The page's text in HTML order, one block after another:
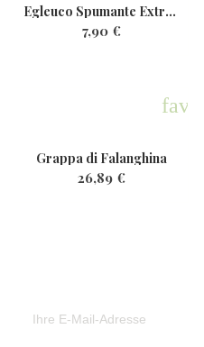
Egleuco Spumante ExtraDry...
7,90 €
Grappa di Falanghina
26,89 €